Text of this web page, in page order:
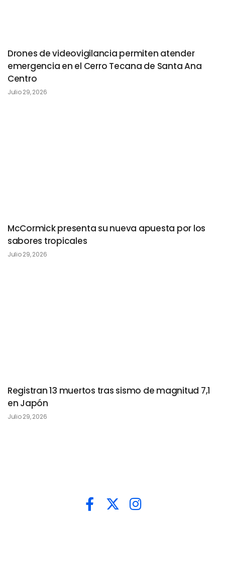
Drones de videovigilancia permiten atender
emergencia en el Cerro Tecana de Santa Ana
Centro
Julio 29, 2026
McCormick presenta su nueva apuesta por los
sabores tropicales
Julio 29, 2026
Registran 13 muertos tras sismo de magnitud 7,1
en Japón
Julio 29, 2026